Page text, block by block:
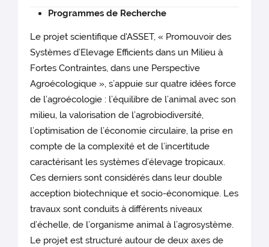
Programmes de Recherche
Le projet scientifique d'ASSET, « Promouvoir des
Systèmes d’Elevage Eﬃcients dans un Milieu à
Fortes Contraintes, dans une Perspective
Agroécologique », s’appuie sur quatre idées force
de l’agroécologie : l’équilibre de l’animal avec son
milieu, la valorisation de l’agrobiodiversité,
l’optimisation de l’économie circulaire, la prise en
compte de la complexité et de l’incertitude
caractérisant les systèmes d’élevage tropicaux.
Ces derniers sont considérés dans leur double
acception biotechnique et socio-économique. Les
travaux sont conduits à différents niveaux
d’échelle, de l’organisme animal à l’agrosystème.
Le projet est structuré autour de deux axes de